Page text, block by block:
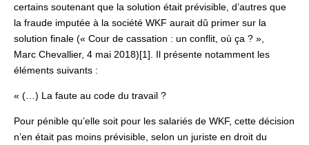
certains soutenant que la solution était prévisible, d’autres que
la fraude imputée à la société WKF aurait dû primer sur la
solution finale (« Cour de cassation : un conflit, où ça ? »,
Marc Chevallier, 4 mai 2018)[1]. Il présente notamment les
éléments suivants :
« (…) La faute au code du travail ?
Pour pénible qu’elle soit pour les salariés de WKF, cette décision
n’en était pas moins prévisible, selon un juriste en droit du